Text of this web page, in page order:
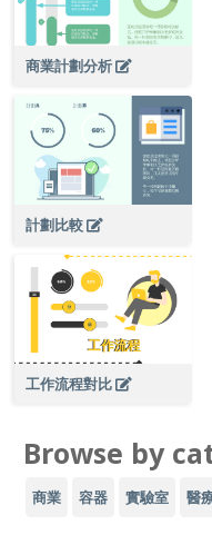
商業計劃分析
計劃比較
工作流程對比
Browse by
商業 容器 實驗室 醫